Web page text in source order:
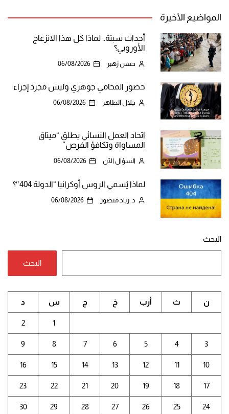
المواضيع الأخيرة
أحداث سبتة.. لماذا كل هذا الانزعاج
الأوروبي؟
حسن زهير 06/08/2026
حضور المحامي جوهري وليس مجرد إجراء
جلال الطاهر 06/08/2026
اتحاد العمل النسائي يطلق “ميثاق
المساواة وتكافؤ الفرص”
السؤال الآن 06/08/2026
لماذا يُسمي الروس أوكرانيا “الدولة 404″؟
د. زياد منصور 06/08/2026
البحث
البحث
ن ث أرب خ ج س د
1
2
3
4
5
6
7
8
9
10
11
12
13
14
15
16
17
18
19
20
21
22
23
24
25
26
27
28
29
30